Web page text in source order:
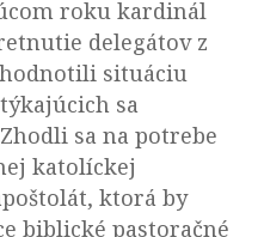
roku kardinál
delegátov z
situáciu
sa
sa na potrebe
katolíckej
ktorá by
biblické pastoračné